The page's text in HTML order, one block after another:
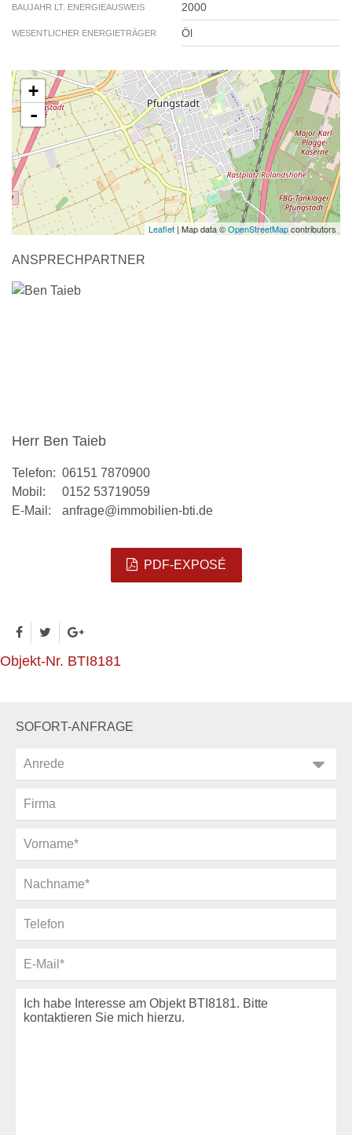
BAUJAHR LT. ENERGIEAUSWEIS 2000
WESENTLICHER ENERGIETRÄGER Öl
+
-
Leaflet| Map data ©OpenStreetMapcontributors
ANSPRECHPARTNER
Herr Ben Taieb
Telefon: 06151 7870900
Mobil:
0152 53719059
E-Mail:
anfrage@immobilien-bti.de
PDF-EXPOSÉ
Objekt-Nr. BTI8181
SOFORT-ANFRAGE